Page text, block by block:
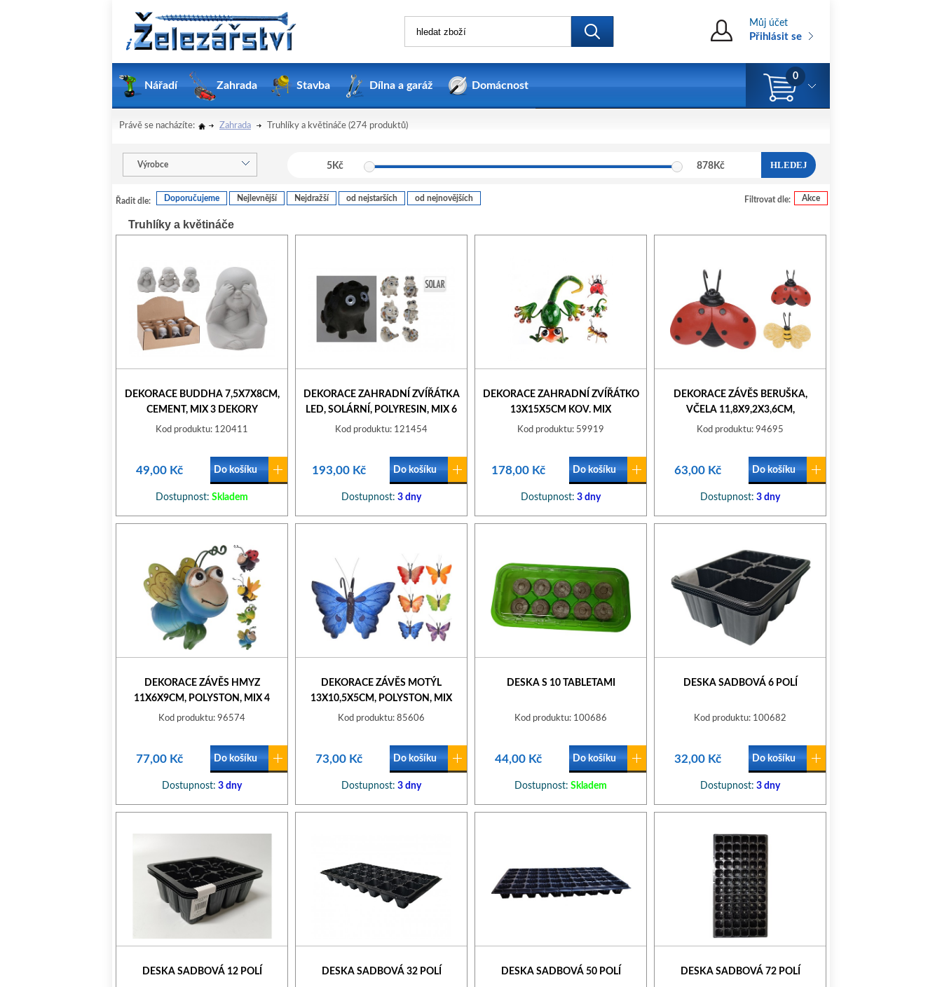
Můj účet
Přihlásit se
Nářadí Zahrada Stavba Dílna a garáž Domácnost
0
Právě se nacházíte: Zahrada Truhlíky a květináče (274 produktů)
Výrobce 5Kč 878Kč HLEDEJ
Filtrovat dle: Akce
Řadit dle: Doporučujeme Nejlevnější Nejdražší od nejstarších od nejnovějších
Truhlíky a květináče
DEKORACE BUDDHA 7,5X7X8CM,
CEMENT, MIX 3 DEKORY
Kod produktu: 120411
49,00 Kč Do košíku
Dostupnost: Skladem
DEKORACE ZAHRADNÍ ZVÍŘÁTKA
LED, SOLÁRNÍ, POLYRESIN, MIX 6
DRUHŮ
Kod produktu: 121454
193,00 Kč Do košíku
Dostupnost: 3 dny
DEKORACE ZAHRADNÍ ZVÍŘÁTKO
13X15X5CM KOV. MIX
Kod produktu: 59919
178,00 Kč Do košíku
Dostupnost: 3 dny
DEKORACE ZÁVĚS BERUŠKA,
VČELA 11,8X9,2X3,6CM,
POLYSTON, MIX
Kod produktu: 94695
63,00 Kč Do košíku
Dostupnost: 3 dny
DEKORACE ZÁVĚS HMYZ
11X6X9CM, POLYSTON, MIX 4
DEKORY
Kod produktu: 96574
77,00 Kč Do košíku
Dostupnost: 3 dny
DEKORACE ZÁVĚS MOTÝL
13X10,5X5CM, POLYSTON, MIX
Kod produktu: 85606
73,00 Kč Do košíku
Dostupnost: 3 dny
DESKA S 10 TABLETAMI
Kod produktu: 100686
44,00 Kč Do košíku
Dostupnost: Skladem
DESKA SADBOVÁ 6 POLÍ
Kod produktu: 100682
32,00 Kč Do košíku
Dostupnost: 3 dny
DESKA SADBOVÁ 12 POLÍ DESKA SADBOVÁ 32 POLÍ DESKA SADBOVÁ 50 POLÍ DESKA SADBOVÁ 72 POLÍ